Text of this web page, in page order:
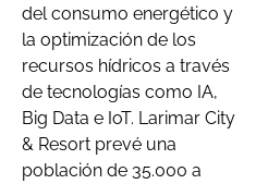
del consumo energético y
la optimización de los
recursos hídricos a través
de tecnologías como IA,
Big Data e IoT. Larimar City
& Resort prevé una
población de 35.000 a